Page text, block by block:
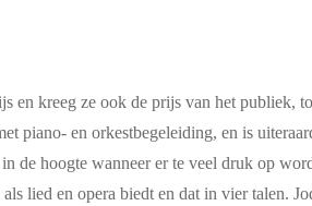
kreeg ze ook de prijs van het publiek,
en orkestbegeleiding, en is
de hoogte wanneer er te veel druk op
lied en opera biedt en dat in vier talen.